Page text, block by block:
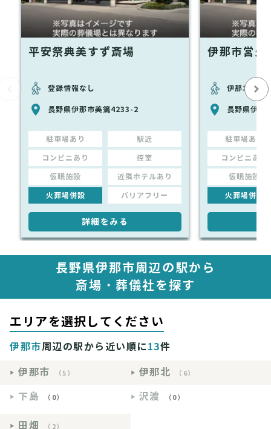
平安祭典美すず斎場
登録情報なし
長野県伊那市美篶4233-2
駐車場あり 駅近
コンビニあり 控室
仮眠施設 近隣ホテルあり
火葬場併設 バリアフリー
詳細をみる
伊那市営火
伊那北駅か
長野県伊那
駐車場あり
コンビニあり
仮眠施設
火葬場併設
長野県伊那市周辺の駅から
斎場・葬儀社を探す
エリアを選択してください
伊那市周辺の駅から近い順に13件
伊那市
（5） 伊那北 （6）
下島 （0） 沢渡 （0）
田畑 （2）